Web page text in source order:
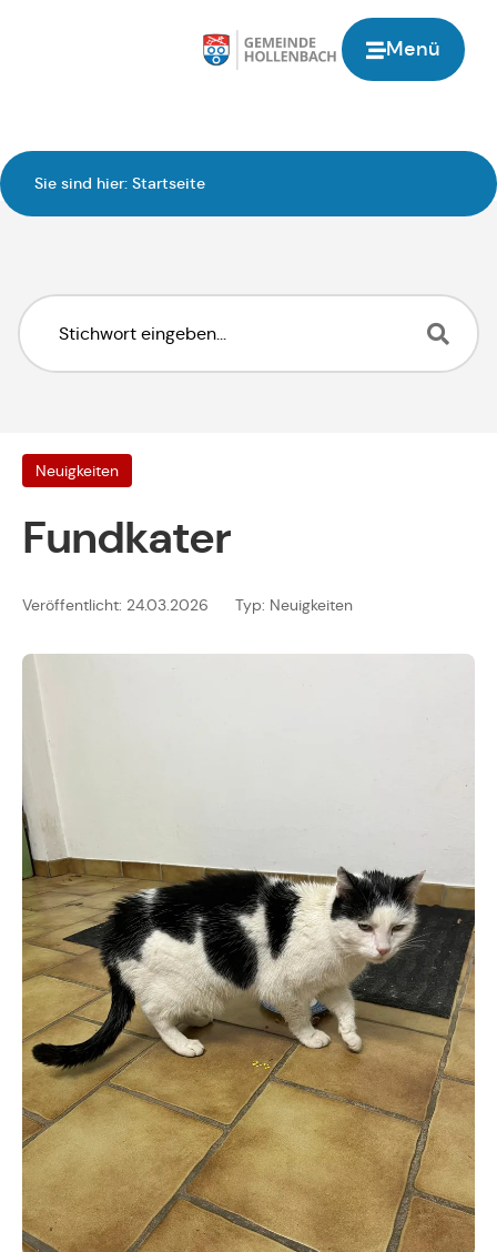
Menü
Sie sind hier: Startseite
Neuigkeiten
Fundkater
Veröffentlicht: 24.03.2026 Typ: Neuigkeiten